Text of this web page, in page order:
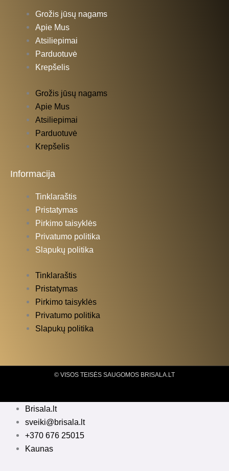
Grožis jūsų nagams
Apie Mus
Atsiliepimai
Parduotuvė
Krepšelis
Grožis jūsų nagams
Apie Mus
Atsiliepimai
Parduotuvė
Krepšelis
Informacija
Tinklaraštis
Pristatymas
Pirkimo taisyklės
Privatumo politika
Slapukų politika
Tinklaraštis
Pristatymas
Pirkimo taisyklės
Privatumo politika
Slapukų politika
© VISOS TEISĖS SAUGOMOS BRISALA.LT
Brisala.lt
sveiki@brisala.lt
+370 676 25015
Kaunas